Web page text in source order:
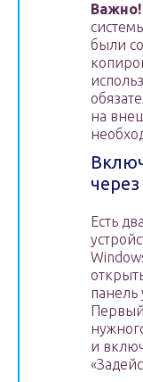
Важно!
были
на
Есть
и